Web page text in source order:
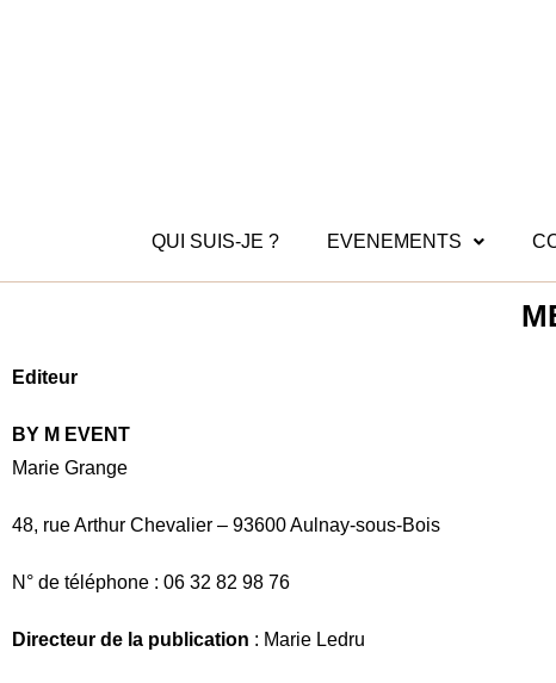
QUI SUIS-JE ? EVENEMENTS
Editeur
BY M EVENT
Marie Grange
48, rue Arthur Chevalier – 93600 Aulnay-sous-Bois
N° de téléphone : 06 32 82 98 76
Directeur de la publication : Marie Ledru